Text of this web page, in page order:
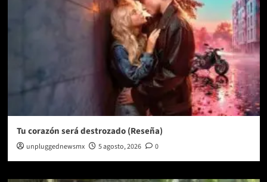
Tu corazón será destrozado (Reseña)
unpluggednewsmx 5 agosto, 2026 0